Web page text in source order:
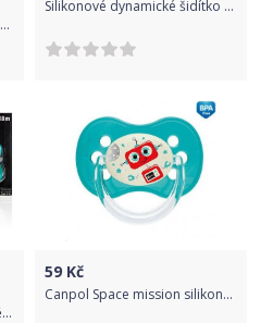
Bibs Dudlíky BOHEME Blossom/Dusky Lilac - velikost 2, přír. kaučuk 2ks
Silikonové dynamické šidítko Lovi I Love
Tommee Tippee Šidítko s měkkým okrajem latex 2ks 6-18m Basic
59 Kč
Canpol Space mission silikonová třešinka noční šidítko modrá 0-6m